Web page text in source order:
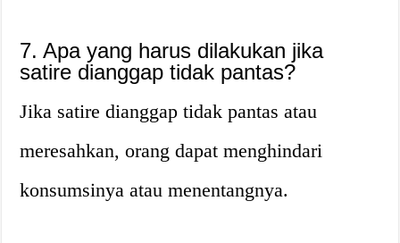
7. Apa yang harus dilakukan jika
satire dianggap tidak pantas?
Jika satire dianggap tidak pantas atau
meresahkan, orang dapat menghindari
konsumsinya atau menentangnya.